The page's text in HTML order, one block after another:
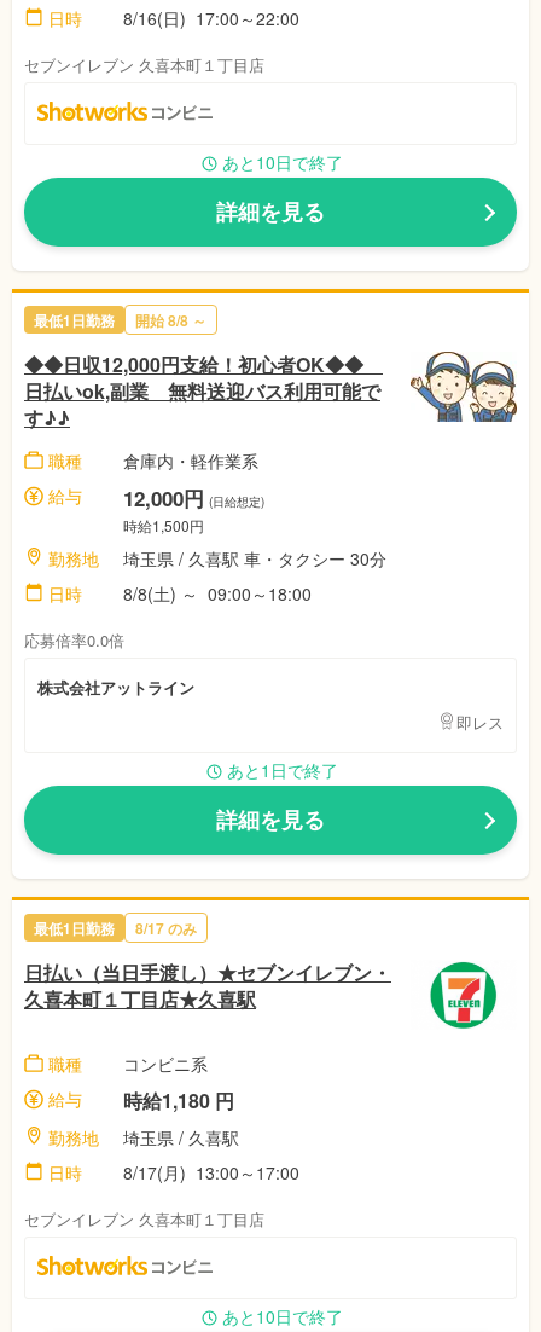
日時 8/16(日) 17:00～22:00
セブンイレブン 久喜本町１丁目店
あと10日で終了
詳細を見る
最低1日勤務 開始 8/8 ～
◆◆日収12,000円支給！初心者OK◆◆
日払いok,副業 無料送迎バス利用可能で
す♪♪
職種
倉庫内・軽作業系
給与
12,000円 (日給想定)
時給1,500円
勤務地
埼玉県 / 久喜駅 車・タクシー 30分
日時
8/8(土) ～ 09:00～18:00
応募倍率0.0倍
株式会社アットライン
即レス
あと1日で終了
詳細を見る
最低1日勤務 8/17 のみ
日払い（当日手渡し）★セブンイレブン・
久喜本町１丁目店★久喜駅
職種
コンビニ系
給与
時給1,180 円
勤務地
埼玉県 / 久喜駅
日時
8/17(月) 13:00～17:00
セブンイレブン 久喜本町１丁目店
あと10日で終了